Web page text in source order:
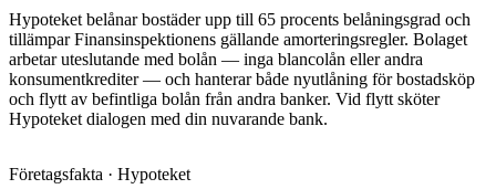
Hypoteket belånar bostäder upp till 65 procents belåningsgrad och
tillämpar Finansinspektionens gällande amorteringsregler. Bolaget
arbetar uteslutande med bolån — inga blancolån eller andra
konsumentkrediter — och hanterar både nyutlåning för bostadsköp
och flytt av befintliga bolån från andra banker. Vid flytt sköter
Hypoteket dialogen med din nuvarande bank.
Företagsfakta · Hypoteket